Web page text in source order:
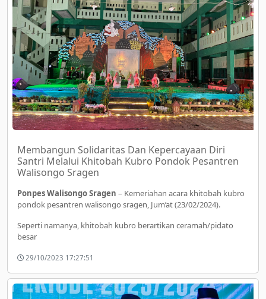
Membangun Solidaritas Dan Kepercayaan Diri
Santri Melalui Khitobah Kubro Pondok Pesantren
Walisongo Sragen
Ponpes Walisongo Sragen – Kemeriahan acara khitobah kubro
pondok pesantren walisongo sragen, Jum’at (23/02/2024).
Seperti namanya, khitobah kubro berartikan ceramah/pidato
besar
29/10/2023 17:27:51